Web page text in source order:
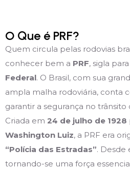
O Que é PRF?
Quem circula pelas rodovias
conhecer bem a PRF, sigla para
Federal. O Brasil, com sua
ampla malha rodoviária, conta
garantir a segurança no trânsito
Criada em 24 de julho de 1928
Washington Luiz, a PRF era
“Polícia das Estradas”. Desde
tornando-se uma força